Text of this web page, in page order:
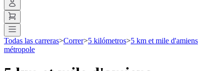
Todas las carreras>Correr>5 kilómetros>5 km et mile d'amiens
métropole